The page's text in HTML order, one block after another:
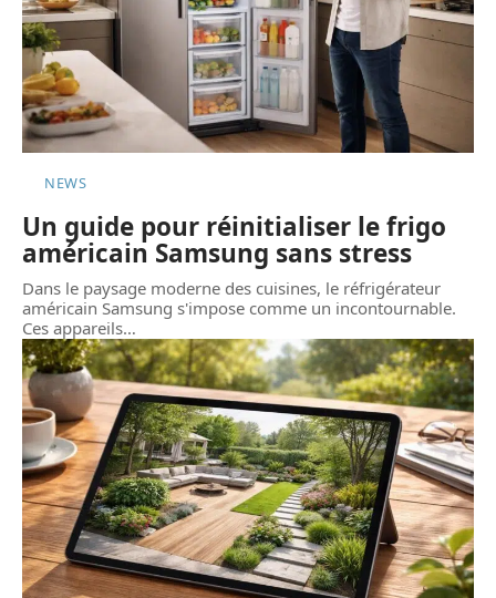
NEWS
Un guide pour réinitialiser le frigo
américain Samsung sans stress
Dans le paysage moderne des cuisines, le réfrigérateur
américain Samsung s'impose comme un incontournable.
Ces appareils…